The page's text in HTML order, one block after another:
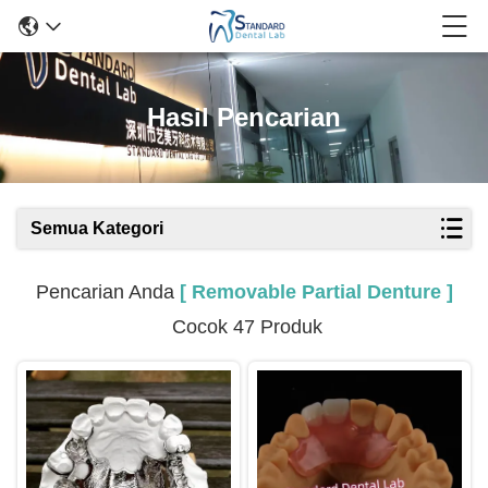
Hasil Pencarian
Semua Kategori
Pencarian Anda [ Removable Partial Denture ]
Cocok 47 Produk